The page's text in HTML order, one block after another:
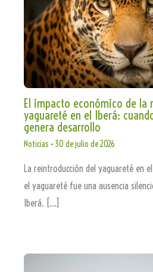
El impacto económico de la
yaguareté en el Iberá:
genera desarrollo
Noticias • 30 de julio de 2026
La reintroducción del yaguareté en
el yaguareté fue una ausencia
Iberá. […]